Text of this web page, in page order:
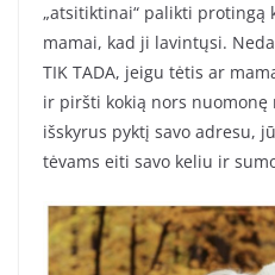
„atsitiktinai“ palikti protingą
mamai, kad ji lavintųsi.
TIK TADA, jeigu tėtis ar
ir piršti kokią nors nuomonę
išskyrus pyktį savo adresu,
tėvams eiti savo keliu ir